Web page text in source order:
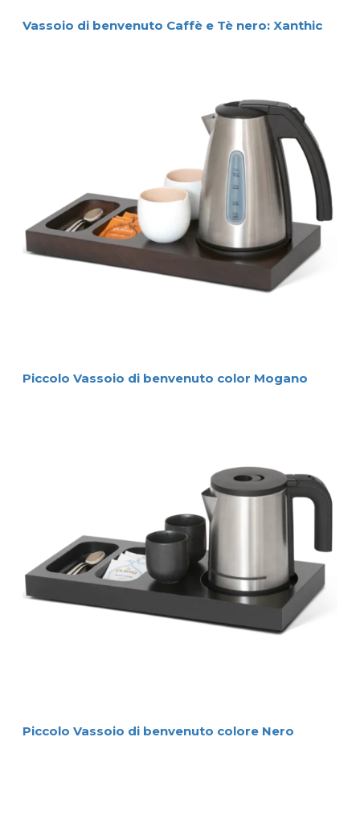
Vassoio di benvenuto Caffè e Tè nero: Xanthic
Piccolo Vassoio di benvenuto color Mogano
Piccolo Vassoio di benvenuto colore Nero